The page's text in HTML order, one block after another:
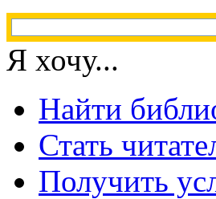
Я хочу...
Найти
Стать
Получить